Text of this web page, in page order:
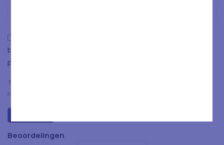
Beoordelingen
browser voor de volgende keer wanneer ik een reactie
plaats.
You have to be logged in to be able to add photos to your
review.